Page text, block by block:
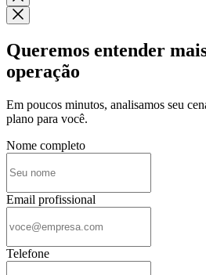
Queremos entender
operação
Em poucos minutos, analisamos seu
plano para você.
Nome completo
Email profissional
Telefone